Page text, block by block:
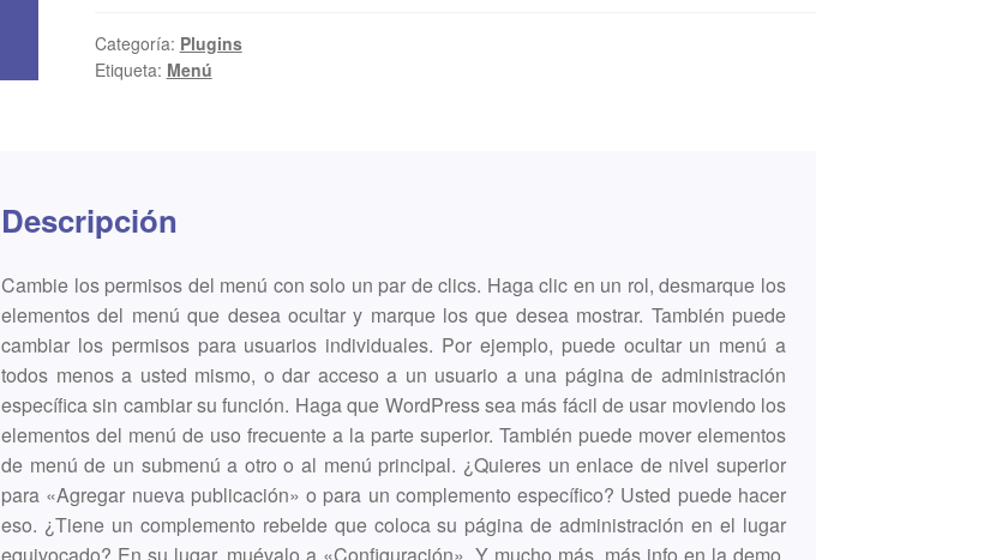
Categoría: Plugins
Etiqueta: Menú
Descripción
Cambie los permisos del menú con solo un par de clics. Haga clic en un rol, desmarque los
elementos del menú que desea ocultar y marque los que desea mostrar. También puede
cambiar los permisos para usuarios individuales. Por ejemplo, puede ocultar un menú a
todos menos a usted mismo, o dar acceso a un usuario a una página de administración
específica sin cambiar su función. Haga que WordPress sea más fácil de usar moviendo los
elementos del menú de uso frecuente a la parte superior. También puede mover elementos
de menú de un submenú a otro o al menú principal. ¿Quieres un enlace de nivel superior
para «Agregar nueva publicación» o para un complemento específico? Usted puede hacer
eso. ¿Tiene un complemento rebelde que coloca su página de administración en el lugar
equivocado? En su lugar, muévalo a «Configuración». Y mucho más, más info en la demo.